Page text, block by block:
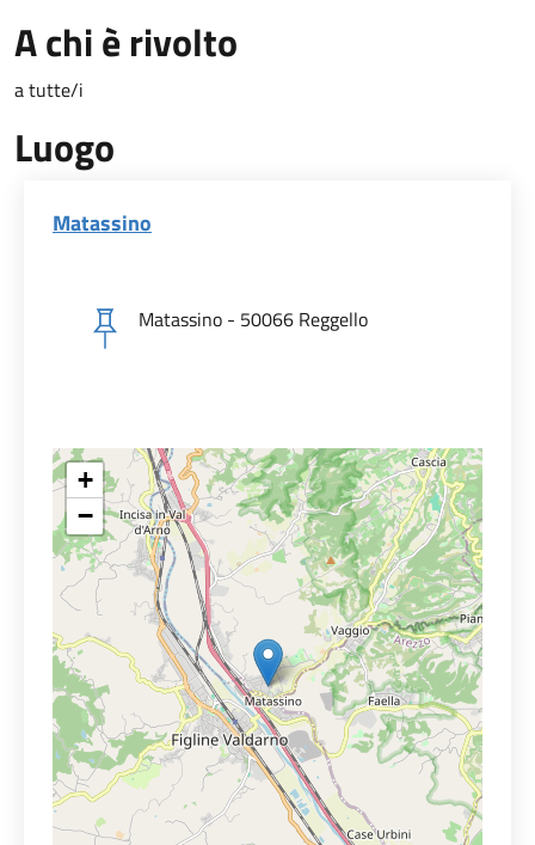
A chi è rivolto
a tutte/i
Luogo
Matassino
Matassino - 50066 Reggello
+
−